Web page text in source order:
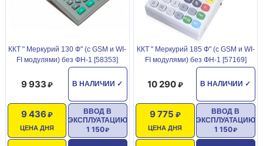
ККТ " Меркурий 130 Ф" (с GSM и WI-
FI модулями) без ФН-1 [58353]
В НАЛИЧИИ ✓
9 933
ЦЕНА ДНЯ
9 436
ВВОД В
ЭКСПЛУАТАЦИЮ
1 150
ККТ " Меркурий 185 Ф" (с GSM и WI-
FI модулями) без ФН-1 [57169]
В НАЛИЧИИ ✓
10 290
ЦЕНА ДНЯ
9 775
ВВОД В
ЭКСПЛУАТАЦИЮ
1 150